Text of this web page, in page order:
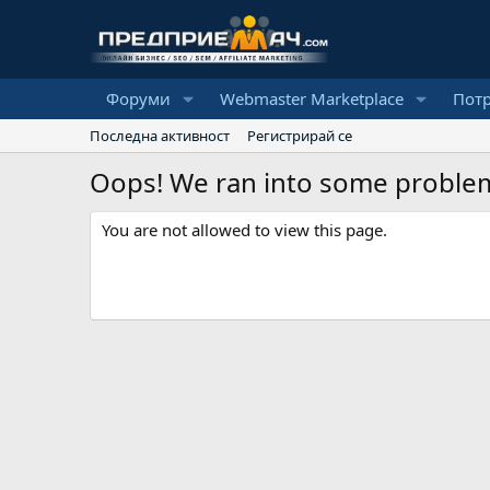
Форуми Webmaster Marketplace
Последна активност Регистрирай се
Oops! We ran into some
You are not allowed to view this page.